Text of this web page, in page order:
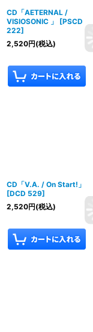
CD「AETERNAL /
VISIOSONIC 」
[PSCD
222]
2,520円(税込)
CD「V.A. / On Start!」
[DCD 529]
2,520円(税込)